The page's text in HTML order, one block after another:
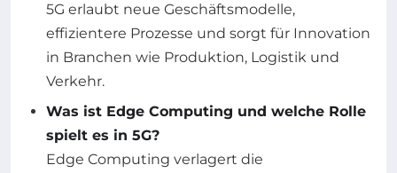
5G erlaubt neue Geschäftsmodelle,
effizientere Prozesse und sorgt für Innovation
in Branchen wie Produktion, Logistik und
Verkehr.
Was ist Edge Computing und welche Rolle
spielt es in 5G?
Edge Computing verlagert die